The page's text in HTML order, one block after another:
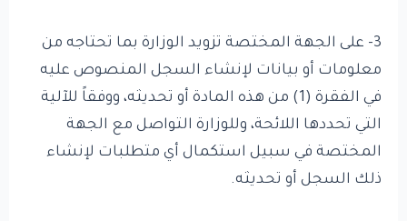
3- على الجهة المختصة تزويد الوزارة بما تحتاجه من
معلومات أو بيانات لإنشاء السجل المنصوص عليه
في الفقرة (1) من هذه المادة أو تحديثه، ووفقاً للآلية
التي تحددها اللائحة، وللوزارة التواصل مع الجهة
المختصة في سبيل استكمال أي متطلبات لإنشاء
ذلك السجل أو تحديثه.